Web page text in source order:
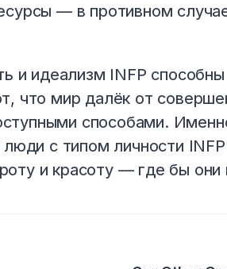
— в противном
и идеализм INFP
что мир далёк от
способами.
с типом личности INFP
и красоту — где бы они